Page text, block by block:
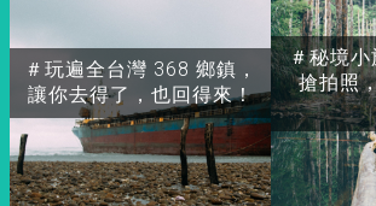
＃玩遍全台灣 368 鄉鎮，
讓你去得了，也回得來！
＃秘境小
搶拍照